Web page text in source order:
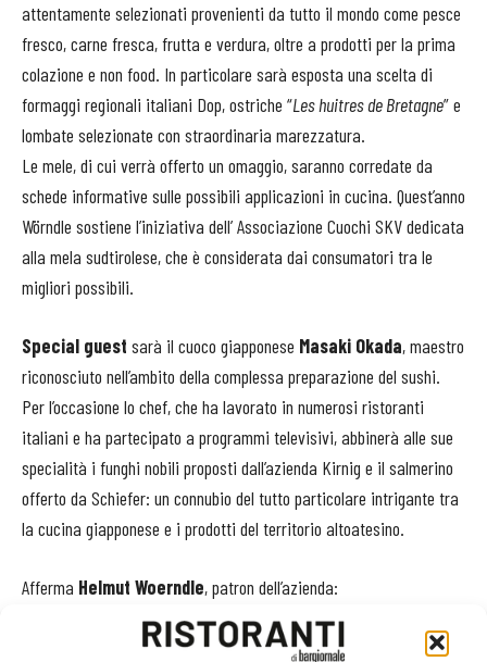
attentamente selezionati provenienti da tutto il mondo come pesce
fresco, carne fresca, frutta e verdura, oltre a prodotti per la prima
colazione e non food. In particolare sarà esposta una scelta di
formaggi regionali italiani Dop, ostriche “Les huitres de Bretagne” e
lombate selezionate con straordinaria marezzatura.
Le mele, di cui verrà offerto un omaggio, saranno corredate da
schede informative sulle possibili applicazioni in cucina. Quest’anno
Wörndle sostiene l’iniziativa dell’ Associazione Cuochi SKV dedicata
alla mela sudtirolese, che è considerata dai consumatori tra le
migliori possibili.
Special guest sarà il cuoco giapponese Masaki Okada, maestro
riconosciuto nell’ambito della complessa preparazione del sushi.
Per l’occasione lo chef, che ha lavorato in numerosi ristoranti
italiani e ha partecipato a programmi televisivi, abbinerà alle sue
specialità i funghi nobili proposti dall’azienda Kirnig e il salmerino
offerto da Schiefer: un connubio del tutto particolare intrigante tra
la cucina giapponese e i prodotti del territorio altoatesino.
Afferma Helmut Woerndle, patron dell’azienda:
Hotel 2022 ci permetterà di far conoscere tutta l’enorme potenzialità